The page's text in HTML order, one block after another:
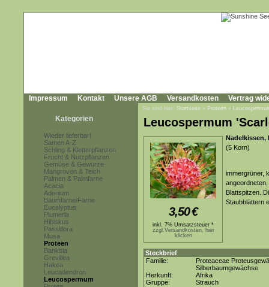
Impressum Kontakt Unsere AGB Versandkosten Vertrag
Kategorien
Wieder lieferbar!
Samen A-Z
Schling & Kletterpflanzen
Frucht & Nutzpflanzen
Gemüse & Gewürze
Mangroven & Teich
Palmen & Palmfarne
Acacia
Adenium
Baumfarne/Farne
Eucalyptus
Plumeria
Hibiskus
Passiflora
Musa
Proteen
Banksia
Grevillea
Hakea
Leucadendron
Leucospermum
Sie sind hier: Startseite » Proteen »
Leucospermum
3,50€
inkl. 7% Umsatzsteuer *
zzgl.Versandkosten, hier
klicken
Nadelkissen,
(5 Korn)
immergrüner,
Blattspitzen.
Staubblättern
Steckbrief
Familie:
Proteaceae
Silberbaumgewächse
Herkunft:
Afrika
Gruppe:
Strauch